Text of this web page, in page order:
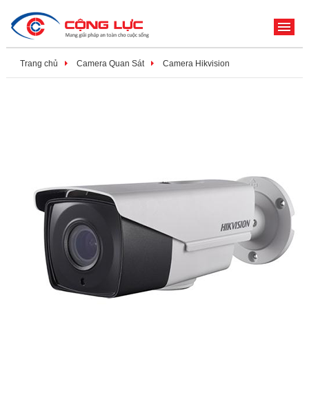
Trang chủ Camera Quan Sát Camera Hikvision